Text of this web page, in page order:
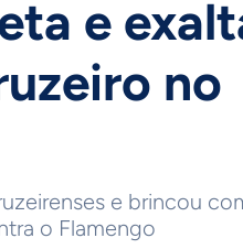
e
no
e brincou
o Flamengo